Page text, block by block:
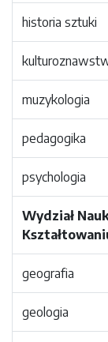
historia sztuki
muzykologia
pedagogika
psychologia
Wydział
geografia
geologia